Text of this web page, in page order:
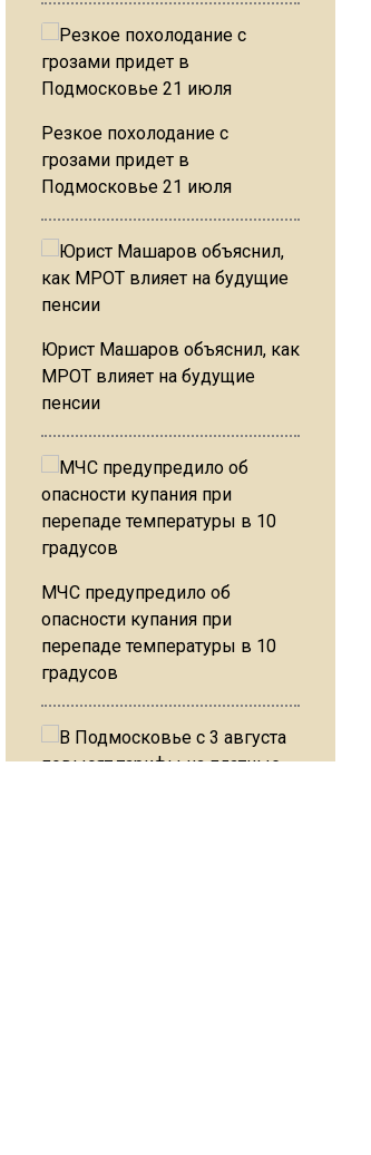
Резкое похолодание с
грозами придет в
Подмосковье 21 июля
Юрист Машаров объяснил, как
МРОТ влияет на будущие
пенсии
МЧС предупредило об
опасности купания при
перепаде температуры в 10
градусов